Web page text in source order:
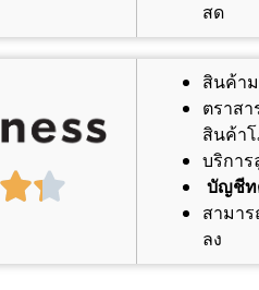
สด
สินค้า
ตราส
สินค้า
บริกา
บัญชีท
สามา
ลง